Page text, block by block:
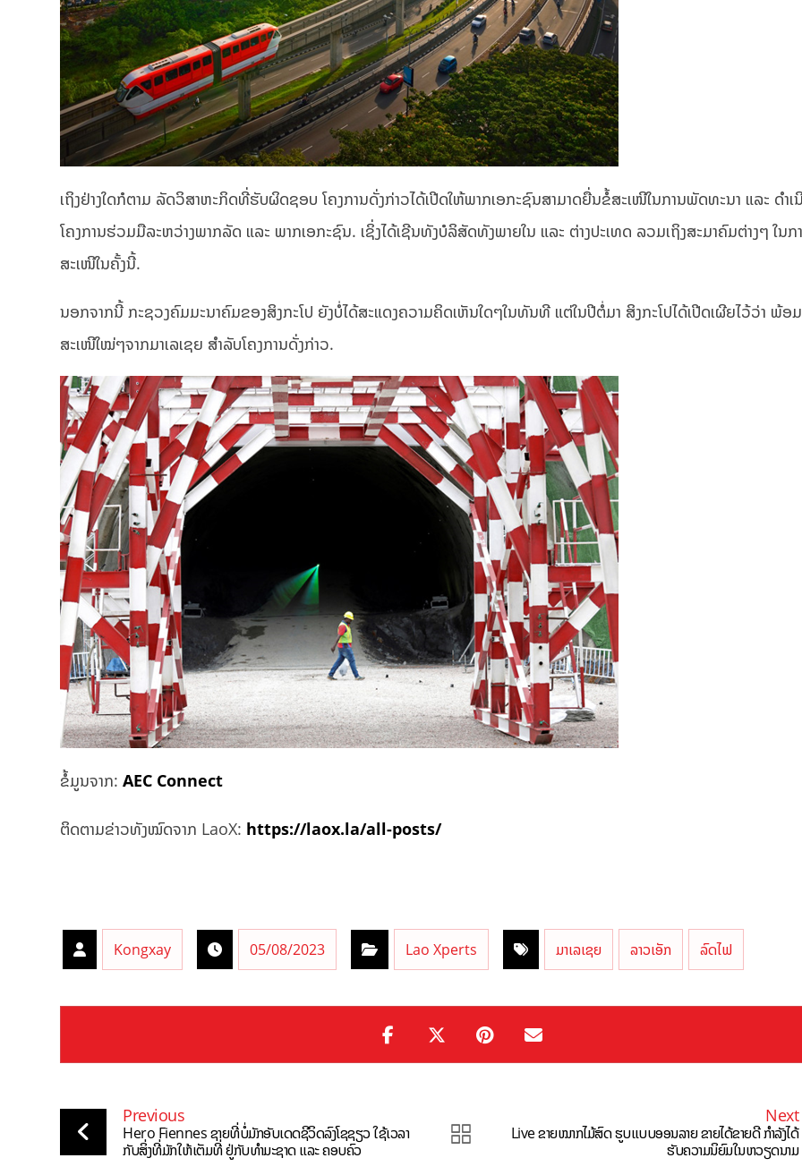
ເຖິງຢ່າງໃດກໍຕາມ ລັດວິສາຫະກິດທີ່ຮັບຜິດຊອບ ໂຄງການດັ່ງກ່າວໄດ້ເປີດໃຫ້ພາກເອກະຊົນສາມາດຍື່ນຂໍ້ສະເໜີໃນການພັດທະນາ ແລະ ດຳເ
ໂຄງການຮ່ວມມືລະຫວ່າງພາກລັດ ແລະ ພາກເອກະຊົນ. ເຊິ່ງໄດ້ເຊີນທັງບໍລິສັດທັງພາຍໃນ ແລະ ຕ່າງປະເທດ ລວມເຖິງສະມາຄົມຕ່າງໆ ໃນ
ສະເໜີໃນຄັ້ງນີ້.
ນອກຈາກນີ້ ກະຊວງຄົມມະນາຄົມຂອງສິງກະໂປ ຍັງບໍ່ໄດ້ສະແດງຄວາມຄິດເຫັນໃດໆໃນທັນທີ ແຕ່ໃນປີຕໍ່ມາ ສິງກະໂປໄດ້ເປີດເຜີຍໄວ້ວ່າ ພ້ອ
ສະເໜີໃໝ່ໆຈາກມາເລເຊຍ ສຳລັບໂຄງການດັ່ງກ່າວ.
ຂໍ້ມູນຈາກ:AEC Connect
ຕິດຕາມຂ່າວທັງໝົດຈາກ LaoX: https://laox.la/all-posts/
Kongxay 05/08/2023 Lao Xperts ມາເລເຊຍ ລາວເອັກ ລົດໄຟ
Previous
Hero Fiennes ຊາຍທີ່ບໍ່ມັກອັບເດດຊີວິດລົງໂຊຊຽວ ໃຊ້ເວລາ
ກັບສິ່ງທີ່ມັກໃຫ້ເຕັມທີ່ ຢູ່ກັບທຳມະຊາດ ແລະ ຄອບຄົວ
Next
Live ຂາຍໝາກໄມ້ສົດ ຮູບແບບອອນລາຍ ຂາຍໄດ້ຂາຍດີ ກຳລັງໄດ້
ຮັບຄວາມນິຍົມໃນຫວຽດນາມ